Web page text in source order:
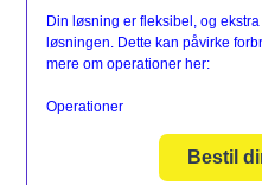
Din løsning er fleksibel, og
løsningen. Dette kan påvirke
mere om operationer her:
Operationer
Bestil